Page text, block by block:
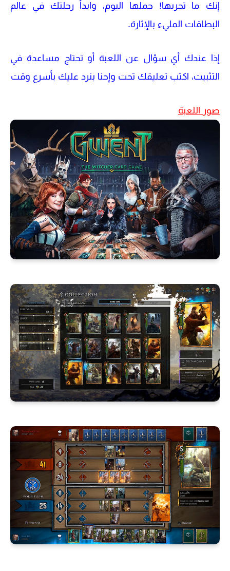
إنك ما تجربها! حملها اليوم، وابدأ رحلتك في عالم
البطاقات المليء بالإثارة.
إذا عندك أي سؤال عن اللعبة أو تحتاج مساعدة في
التثبيت، اكتب تعليقك تحت وإحنا بنرد عليك بأسرع وقت
صور اللعبة